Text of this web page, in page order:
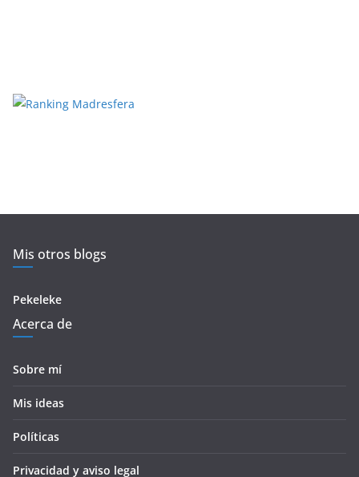
Mis otros blogs
Pekeleke
Acerca de
Sobre mí
Mis ideas
Políticas
Privacidad y aviso legal